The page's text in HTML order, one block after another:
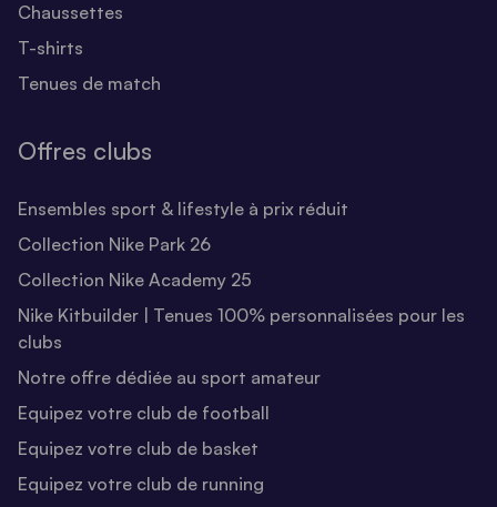
Chaussettes
T-shirts
Tenues de match
Offres clubs
Ensembles sport & lifestyle à prix réduit
Collection Nike Park 26
Collection Nike Academy 25
Nike Kitbuilder | Tenues 100% personnalisées pour les
clubs
Notre offre dédiée au sport amateur
Equipez votre club de football
Equipez votre club de basket
Equipez votre club de running